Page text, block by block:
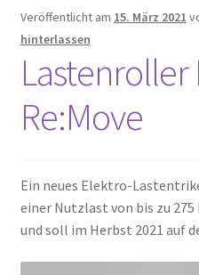
Über FunShop
Impressum
Zum Onlineshop in der Web
Veröffentlicht am 15. März 2021
hinterlassen
Lastenroller
Re:Move
Ein neues Elektro-
einer Nutzlast von bis zu
und soll im Herbst 2021 auf